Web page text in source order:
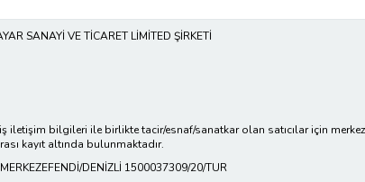
SANAYİ VE TİCARET LİMİTED ŞİRKETİ
iletişim bilgileri ile birlikte tacir/esnaf/sanatkar olan satıcılar için
kayıt altında bulunmaktadır.
DENİZLİ 1500037309/20/TUR